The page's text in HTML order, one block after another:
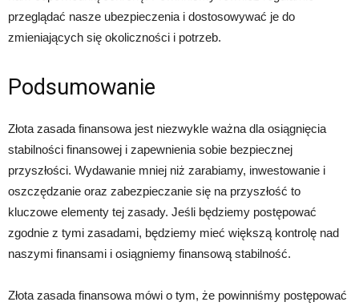
przeglądać nasze ubezpieczenia i dostosowywać je do
zmieniających się okoliczności i potrzeb.
Podsumowanie
Złota zasada finansowa jest niezwykle ważna dla osiągnięcia
stabilności finansowej i zapewnienia sobie bezpiecznej
przyszłości. Wydawanie mniej niż zarabiamy, inwestowanie i
oszczędzanie oraz zabezpieczanie się na przyszłość to
kluczowe elementy tej zasady. Jeśli będziemy postępować
zgodnie z tymi zasadami, będziemy mieć większą kontrolę nad
naszymi finansami i osiągniemy finansową stabilność.
Złota zasada finansowa mówi o tym, że powinniśmy postępować